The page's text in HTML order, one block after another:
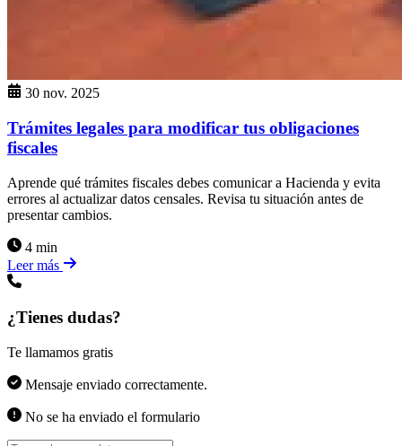
30 nov. 2025
Trámites legales para modificar tus obligaciones
fiscales
Aprende qué trámites fiscales debes comunicar a Hacienda y evita
errores al actualizar datos censales. Revisa tu situación antes de
presentar cambios.
4 min
Leer más
¿Tienes dudas?
Te llamamos gratis
Mensaje enviado correctamente.
No se ha enviado el formulario